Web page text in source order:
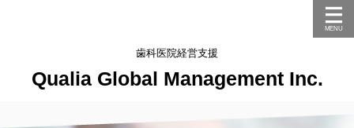
歯科医院経営支援
Qualia Global Management Inc.